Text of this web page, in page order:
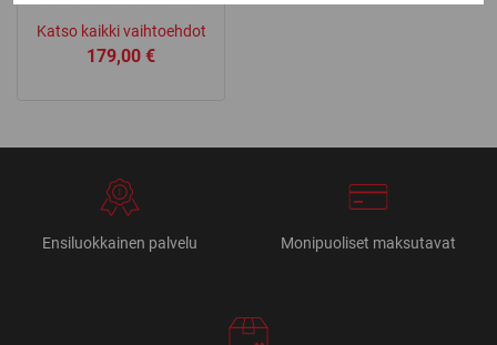
Katso kaikki vaihtoehdot
179,00€
Ensiluokkainen palvelu Monipuoliset maksutavat